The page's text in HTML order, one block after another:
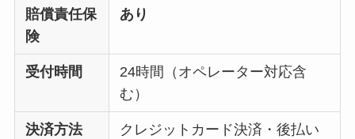
賠償責任保
険
あり
受付時間
24時間（オペレーター対応含
む）
決済方法
クレジットカード決済・後払い